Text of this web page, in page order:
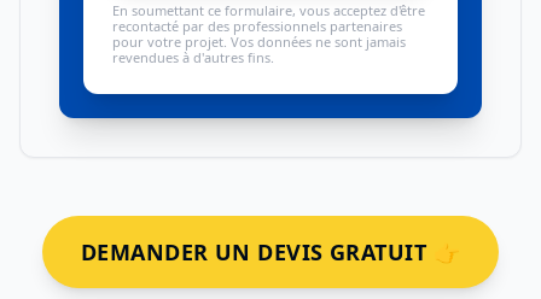
En soumettant ce formulaire, vous acceptez d'être
recontacté par des professionnels partenaires
pour votre projet. Vos données ne sont jamais
revendues à d'autres fins.
DEMANDER UN DEVIS GRATUIT 👉